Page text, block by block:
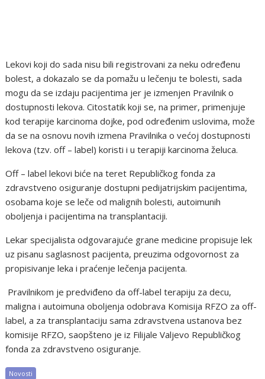
Lekovi koji do sada nisu bili registrovani za neku određenu
bolest, a dokazalo se da pomažu u lečenju te bolesti, sada
mogu da se izdaju pacijentima jer je izmenjen Pravilnik o
dostupnosti lekova. Citostatik koji se, na primer, primenjuje
kod terapije karcinoma dojke, pod određenim uslovima, može
da se na osnovu novih izmena Pravilnika o većoj dostupnosti
lekova (tzv. off – label) koristi i u terapiji karcinoma želuca.
Off – label lekovi biće na teret Republičkog fonda za
zdravstveno osiguranje dostupni pedijatrijskim pacijentima,
osobama koje se leče od malignih bolesti, autoimunih
oboljenja i pacijentima na transplantaciji.
Lekar specijalista odgovarajuće grane medicine propisuje lek
uz pisanu saglasnost pacijenta, preuzima odgovornost za
propisivanje leka i praćenje lečenja pacijenta.
Pravilnikom je predviđeno da off-label terapiju za decu,
maligna i autoimuna oboljenja odobrava Komisija RFZO za off-
label, a za transplantaciju sama zdravstvena ustanova bez
komisije RFZO, saopšteno je iz Filijale Valjevo Republičkog
fonda za zdravstveno osiguranje.
Novosti